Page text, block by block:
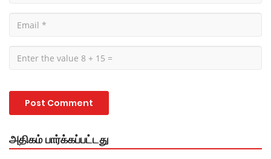
அதிகம் பார்க்கப்பட்டது